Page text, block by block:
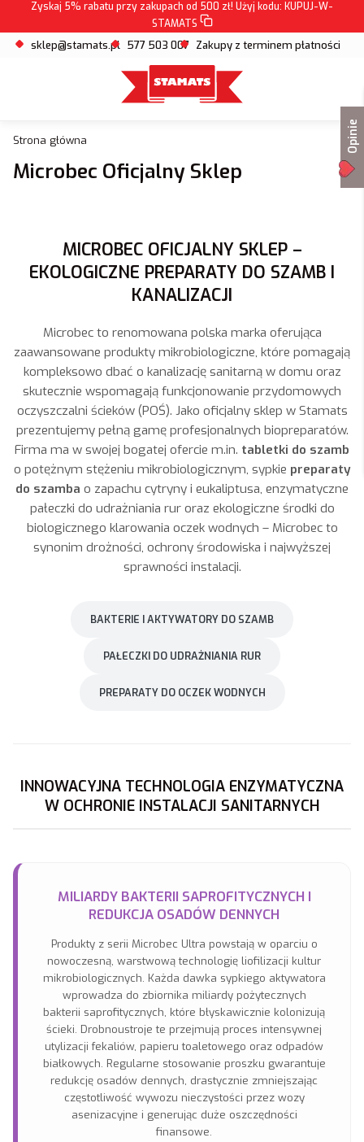
Zyskaj 5% rabatu przy zakupach od 500 zł! Użyj kodu: KUPUJ-W-
STAMATS
sklep@stamats.pl 577 503 007 Zakupy z terminem płatności
Strona główna
Microbec Oficjalny Sklep
MICROBEC OFICJALNY SKLEP –
EKOLOGICZNE PREPARATY DO SZAMB I
KANALIZACJI
Microbec to renomowana polska marka oferująca
zaawansowane produkty mikrobiologiczne, które pomagają
kompleksowo dbać o kanalizację sanitarną w domu oraz
skutecznie wspomagają funkcjonowanie przydomowych
oczyszczalni ścieków (POŚ). Jako oficjalny sklep w Stamats
prezentujemy pełną gamę profesjonalnych biopreparatów.
Firma ma w swojej bogatej ofercie m.in. tabletki do szamb
o potężnym stężeniu mikrobiologicznym, sypkie preparaty
do szamba o zapachu cytryny i eukaliptusa, enzymatyczne
pałeczki do udrażniania rur oraz ekologiczne środki do
biologicznego klarowania oczek wodnych – Microbec to
synonim drożności, ochrony środowiska i najwyższej
sprawności instalacji.
BAKTERIE I AKTYWATORY DO SZAMB
PAŁECZKI DO UDRAŻNIANIA RUR
PREPARATY DO OCZEK WODNYCH
INNOWACYJNA TECHNOLOGIA ENZYMATYCZNA
W OCHRONIE INSTALACJI SANITARNYCH
MILIARDY BAKTERII SAPROFITYCZNYCH I
REDUKCJA OSADÓW DENNYCH
Produkty z serii Microbec Ultra powstają w oparciu o
nowoczesną, warstwową technologię liofilizacji kultur
mikrobiologicznych. Każda dawka sypkiego aktywatora
wprowadza do zbiornika miliardy pożytecznych
bakterii saprofitycznych, które błyskawicznie kolonizują
ścieki. Drobnoustroje te przejmują proces intensywnej
utylizacji fekaliów, papieru toaletowego oraz odpadów
białkowych. Regularne stosowanie proszku gwarantuje
redukcję osadów dennych, drastycznie zmniejszając
częstotliwość wywozu nieczystości przez wozy
asenizacyjne i generując duże oszczędności
finansowe.
Opinie